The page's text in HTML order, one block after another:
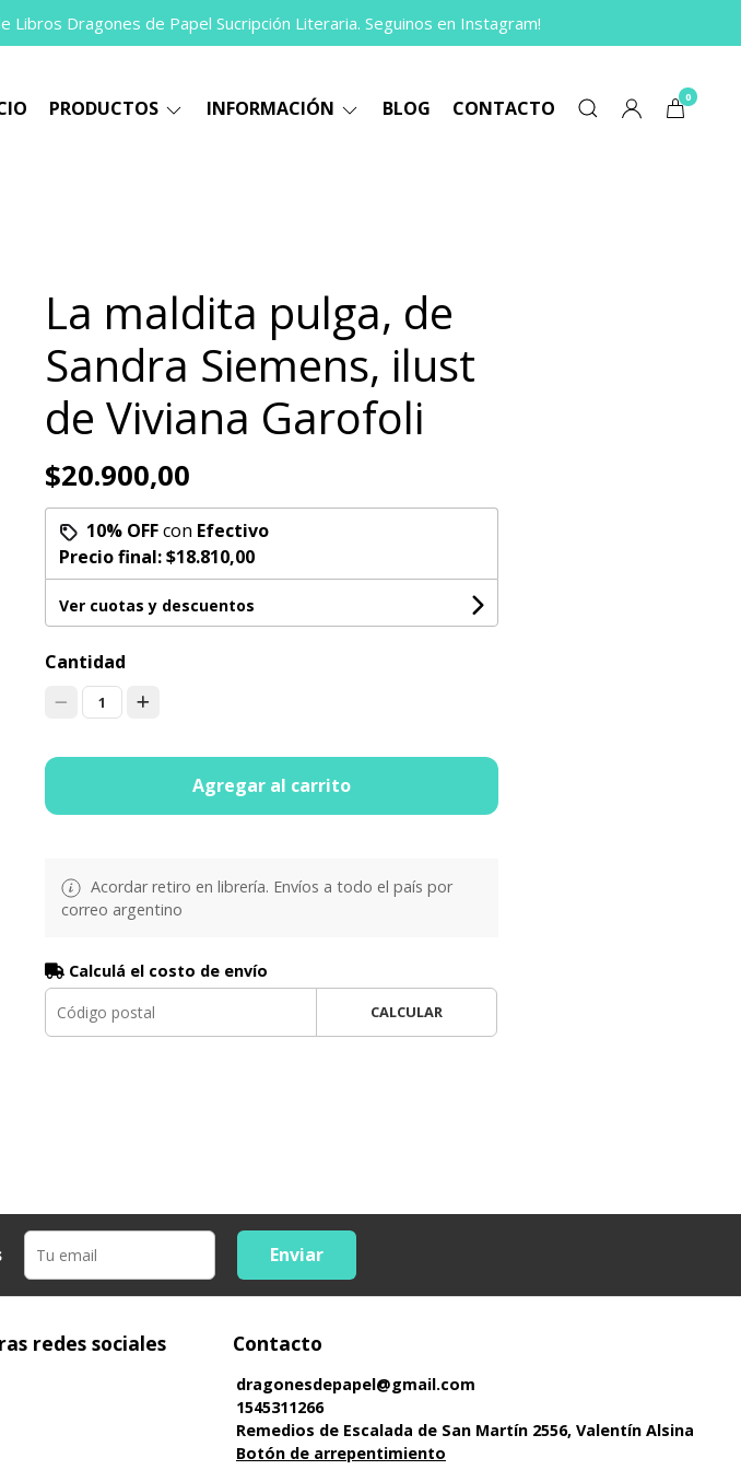
Dragones de Papel Sucripción Literaria. Seguinos en Instagram!
PRODUCTOS INFORMACIÓN BLOG CONTACTO 0
La maldita pulga, de
Sandra Siemens, ilust
de Viviana Garofoli
$20.900,00
10% OFFcon Efectivo
Precio final:$18.810,00
Ver cuotas y descuentos
Cantidad
1
Agregar al carrito
Acordar retiro en librería. Envíos a todo el país por
correo argentino
Calculá el costo de envío
CALCULAR
Enviar
redes sociales Contacto
dragonesdepapel@gmail.com
1545311266
Remedios de Escalada de San Martín 2556, Valentín Alsina
Botón de arrepentimiento